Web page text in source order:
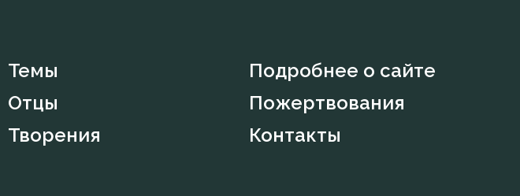
Темы
Отцы
Творения
Подробнее о сайте
Пожертвования
Контакты